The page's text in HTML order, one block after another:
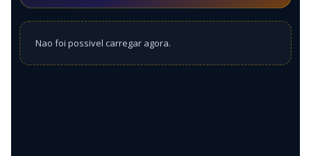
Nao foi possivel carregar agora.